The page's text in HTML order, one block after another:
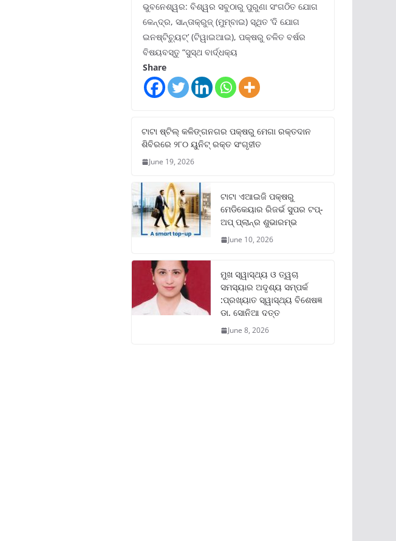
ଭୁବନେଶ୍ୱର: ବିଶ୍ୱର ସବୁଠାରୁ ପୁରୁଣା ସଂଗଠିତ ଯୋଗ
କେନ୍ଦ୍ର, ସାନ୍ତାକ୍ରୁଜ୍ (ମୁମ୍ବାଇ) ସ୍ଥିତ ‘ଦି ଯୋଗ
ଇନଷ୍ଟିଚ୍ୟୁଟ୍‌’ (ଟିୱାଇଆଇ), ପକ୍ଷରୁ ଚଳିତ ବର୍ଷର
ବିଷୟବସ୍ତୁ “ସୁସ୍ଥ ବାର୍ଦ୍ଧକ୍ୟ
Share
ଟାଟା ଷ୍ଟିଲ୍‌ କଳିଙ୍ଗନଗର ପକ୍ଷରୁ ମେଗା ରକ୍ତଦାନ
ଶିବିରରେ ୨୮୦ ୟୁନିଟ୍‌ ରକ୍ତ ସଂଗୃହୀତ
June 19, 2026
ଟାଟା ଏଆଇଜି ପକ୍ଷରୁ
ମେଡିକେୟାର ରିଜର୍ଭ ସୁପର ଟପ୍‌-
ଅପ୍ ପ୍ଲାନ୍‌ର ଶୁଭାରମ୍ଭ
June 10, 2026
ମୁଖ ସ୍ୱାସ୍ଥ୍ୟ ଓ ତ୍ୱଚା
ସମସ୍ୟାର ଅଦୃଶ୍ୟ ସମ୍ପର୍କ
:ପ୍ରଖ୍ୟାତ ସ୍ୱାସ୍ଥ୍ୟ ବିଶେଷଜ୍ଞ
ଡା. ସୋନିଆ ଦତ୍ତ
June 8, 2026